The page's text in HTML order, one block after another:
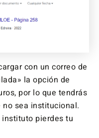
con un correo de
la opción de
por lo que tendrás
no sea institucional.
pierdes tu